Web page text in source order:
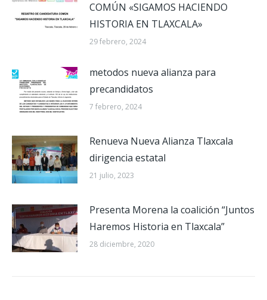
COMÚN «SIGAMOS HACIENDO
HISTORIA EN TLAXCALA»
29 febrero, 2024
metodos nueva alianza para
precandidatos
7 febrero, 2024
Renueva Nueva Alianza Tlaxcala
dirigencia estatal
21 julio, 2023
Presenta Morena la coalición “Juntos
Haremos Historia en Tlaxcala”
28 diciembre, 2020